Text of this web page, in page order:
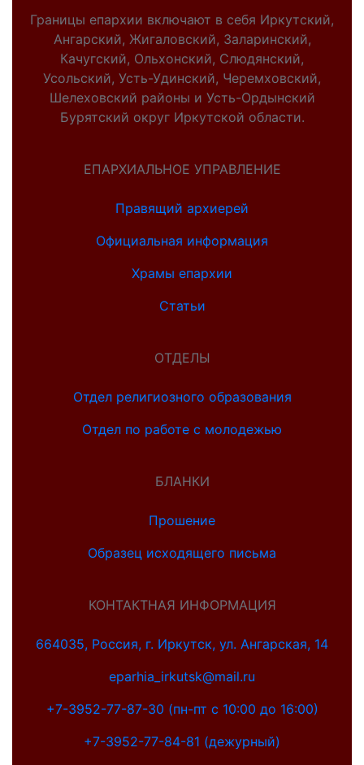
Границы епархии включают в себя Иркутский,
Ангарский, Жигаловский, Заларинский,
Качугский, Ольхонский, Слюдянский,
Усольский, Усть-Удинский, Черемховский,
Шелеховский районы и Усть-Ордынский
Бурятский округ Иркутской области.
ЕПАРХИАЛЬНОЕ УПРАВЛЕНИЕ
Правящий архиерей
Официальная информация
Храмы епархии
Статьи
ОТДЕЛЫ
Отдел религиозного образования
Отдел по работе с молодежью
БЛАНКИ
Прошение
Образец исходящего письма
КОНТАКТНАЯ ИНФОРМАЦИЯ
664035, Россия, г. Иркутск, ул. Ангарская, 14
eparhia_irkutsk@mail.ru
+7-3952-77-87-30 (пн-пт с 10:00 до 16:00)
+7-3952-77-84-81 (дежурный)